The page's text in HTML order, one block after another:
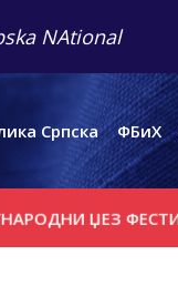
NAtional
Српска ФБиХ
ЏЕЗ ФЕСТИВАЛ